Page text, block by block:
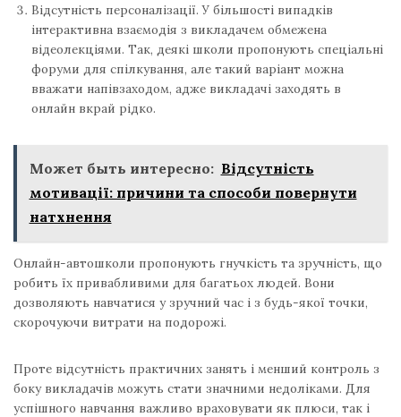
Відсутність персоналізації. У більшості випадків
інтерактивна взаємодія з викладачем обмежена
відеолекціями. Так, деякі школи пропонують спеціальні
форуми для спілкування, але такий варіант можна
вважати напівзаходом, адже викладачі заходять в
онлайн вкрай рідко.
Может быть интересно: Відсутність
мотивації: причини та способи повернути
натхнення
Онлайн-автошколи пропонують гнучкість та зручність, що
робить їх привабливими для багатьох людей. Вони
дозволяють навчатися у зручний час і з будь-якої точки,
скорочуючи витрати на подорожі.
Проте відсутність практичних занять і менший контроль з
боку викладачів можуть стати значними недоліками. Для
успішного навчання важливо враховувати як плюси, так і